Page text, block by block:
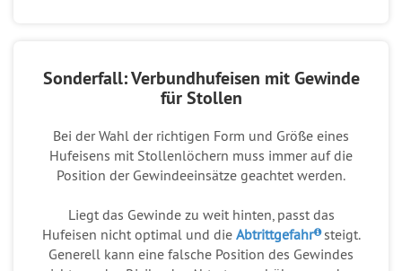
Sonderfall: Verbundhufeisen mit Gewinde
für Stollen
Bei der Wahl der richtigen Form und Größe eines
Hufeisens mit Stollenlöchern muss immer auf die
Position der Gewindeeinsätze geachtet werden.
Liegt das Gewinde zu weit hinten, passt das
Hufeisen nicht optimal und die Abtrittgefahr steigt.
Generell kann eine falsche Position des Gewindes